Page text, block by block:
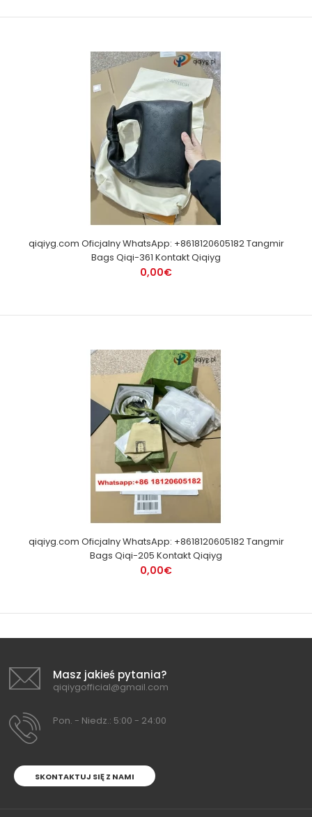
qiqiyg.com Oficjalny WhatsApp: +8618120605182 Tangmir
Bags Qiqi-361 Kontakt Qiqiyg
0,00€
qiqiyg.com Oficjalny WhatsApp: +8618120605182 Tangmir
Bags Qiqi-205 Kontakt Qiqiyg
0,00€
Masz jakieś pytania?
qiqiygofficial@gmail.com
Pon. - Niedz.: 5:00 - 24:00
SKONTAKTUJ SIĘ Z NAMI